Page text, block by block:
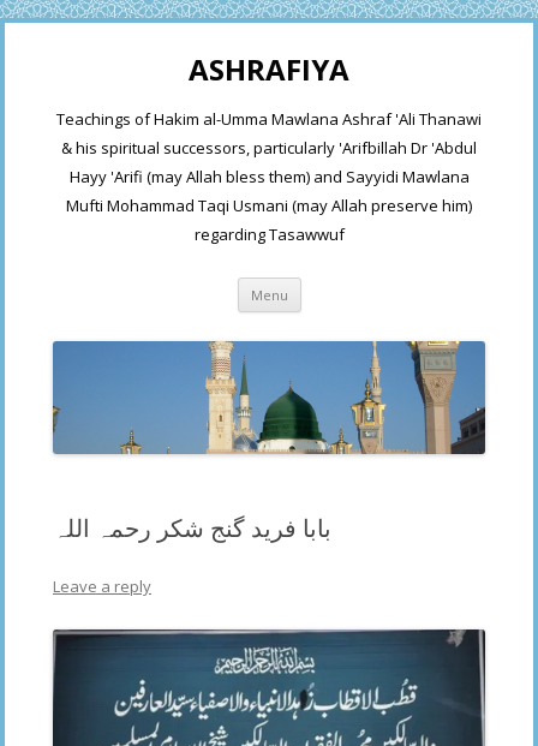
ASHRAFIYA
Teachings of Hakim al-Umma Mawlana Ashraf 'Ali Thanawi
& his spiritual successors, particularly 'Arifbillah Dr 'Abdul
Hayy 'Arifi (may Allah bless them) and Sayyidi Mawlana
Mufti Mohammad Taqi Usmani (may Allah preserve him)
regarding Tasawwuf
Menu Skip
content
بابا فرید گنج شکر رحمہ اللہ
Leave a reply